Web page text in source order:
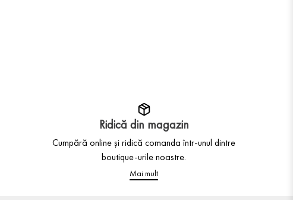
Ridică din magazin
Cumpără online și ridică comanda într-unul dintre
boutique-urile noastre.
Mai mult